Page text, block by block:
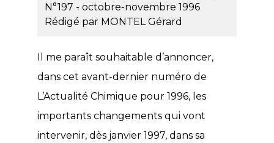
N°197 - octobre-novembre 1996
Rédigé par MONTEL Gérard
Il me paraît souhaitable d’annoncer,
dans cet avant-dernier numéro de
L’Actualité Chimique pour 1996, les
importants changements qui vont
intervenir, dès janvier 1997, dans sa